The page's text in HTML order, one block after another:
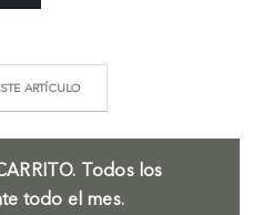
ARTÍCULO
Todos los
todo el mes.